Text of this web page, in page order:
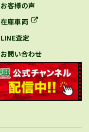
お客様の声
在庫車両
LINE査定
お問い合わせ